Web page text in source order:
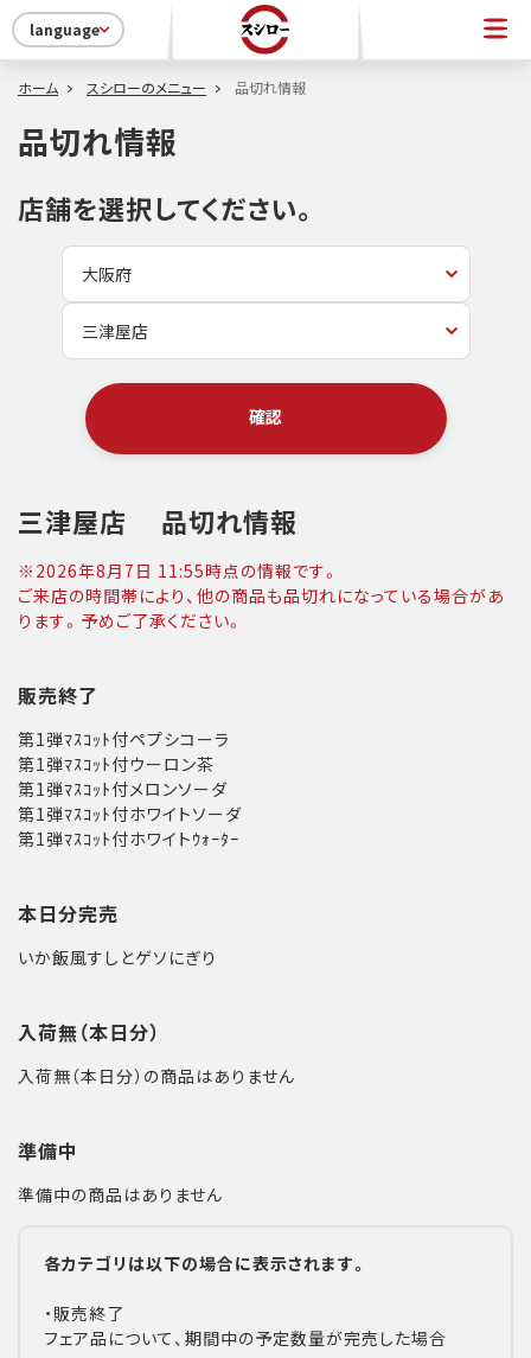
language
ホーム スシローのメニュー 品切れ情報
品切れ情報
店舗を選択してください。
確認
三津屋店 品切れ情報
※ 2026年8月7日 11:55時点の情報です。
ご来店の時間帯により、他の商品も品切れになっている場合があ
ります。予めご了承ください。
販売終了
第1弾ﾏｽｺｯﾄ付ペプシコーラ
第1弾ﾏｽｺｯﾄ付ウーロン茶
第1弾ﾏｽｺｯﾄ付メロンソーダ
第1弾ﾏｽｺｯﾄ付ホワイトソーダ
第1弾ﾏｽｺｯﾄ付ホワイトｳｫｰﾀｰ
本日分完売
いか飯風すしとゲソにぎり
入荷無（本日分）
入荷無（本日分）の商品はありません
準備中
準備中の商品はありません
各カテゴリは以下の場合に表示されます。
・販売終了
フェア品について、期間中の予定数量が完売した場合